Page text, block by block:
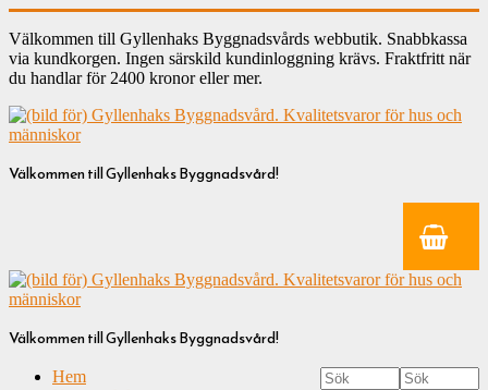
Välkommen till Gyllenhaks Byggnadsvårds webbutik. Snabbkassa
via kundkorgen. Ingen särskild kundinloggning krävs. Fraktfritt när
du handlar för 2400 kronor eller mer.
Välkommen till Gyllenhaks Byggnadsvård!
Välkommen till Gyllenhaks Byggnadsvård!
Hem